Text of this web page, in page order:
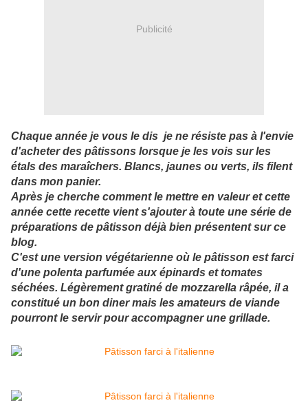
Publicité
Chaque année je vous le dis je ne résiste pas à l'envie
d'acheter des pâtissons lorsque je les vois sur les
étals des maraîchers. Blancs, jaunes ou verts, ils filent
dans mon panier.
Après je cherche comment le mettre en valeur et cette
année cette recette vient s'ajouter à toute une série de
préparations de pâtisson déjà bien présentent sur ce
blog.
C'est une version végétarienne où le pâtisson est farci
d'une polenta parfumée aux épinards et tomates
séchées. Légèrement gratiné de mozzarella râpée, il a
constitué un bon diner mais les amateurs de viande
pourront le servir pour accompagner une grillade.